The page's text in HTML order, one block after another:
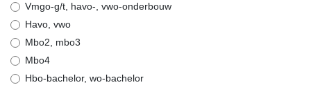
Vmgo-g/t, havo-, vwo-onderbouw
Havo, vwo
Mbo2, mbo3
Mbo4
Hbo-bachelor, wo-bachelor